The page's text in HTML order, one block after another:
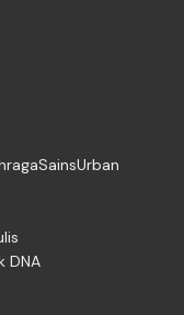
SainsUrban
DNA